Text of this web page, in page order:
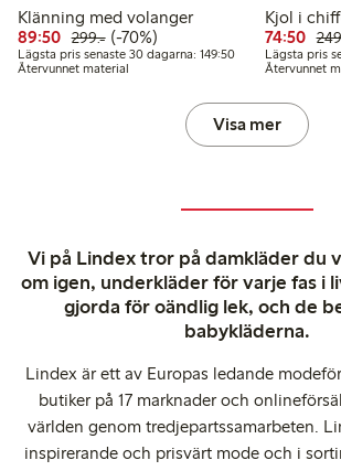
Klänning med volanger
89:50 Rabatterat pris: 89,50 kr
299:-Ordinarie pris: 299,00 kr
70% rabatt
(-70%)
Lägsta pris senaste 30 dagarna: 149:50Lägsta pris
Återvunnet material
Kjol i
74:50
Lägsta pris
Återvunnet
Visa mer
Vi på Lindex tror på damkläder du
om igen, underkläder för varje fas i
gjorda för oändlig lek, och de
babykläderna.
Lindex är ett av Europas ledande
butiker på 17 marknader och
världen genom tredjepartssamarbeten.
inspirerande och prisvärt mode och i